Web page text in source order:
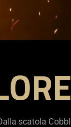
scatola